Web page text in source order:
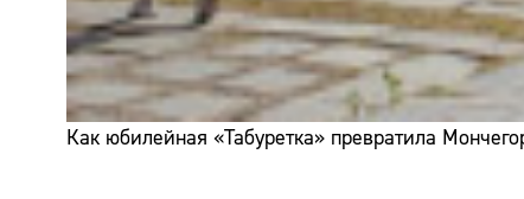
Как юбилейная «Табуретка» превратила